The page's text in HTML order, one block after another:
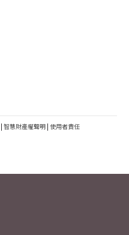
| 智慧財產權聲明 | 使用者責任